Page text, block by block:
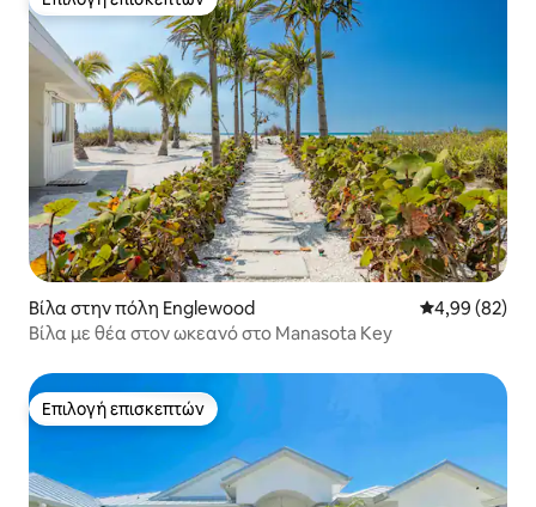
Επιλογή επισκεπτών
Βίλα στην πόλη Englewood Μέση
4,99 (82)
Βίλα με θέα στον ωκεανό στο Manasota Key
Επιλογή επισκεπτών
Επιλογή επισκεπτών